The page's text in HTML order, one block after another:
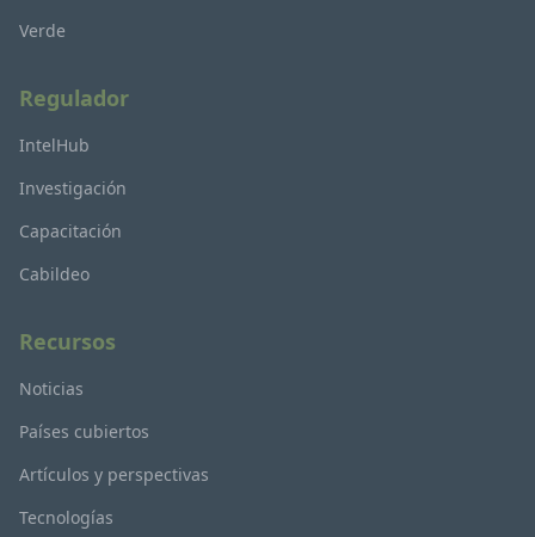
Verde
Regulador
IntelHub
Investigación
Capacitación
Cabildeo
Recursos
Noticias
Países cubiertos
Artículos y perspectivas
Tecnologías